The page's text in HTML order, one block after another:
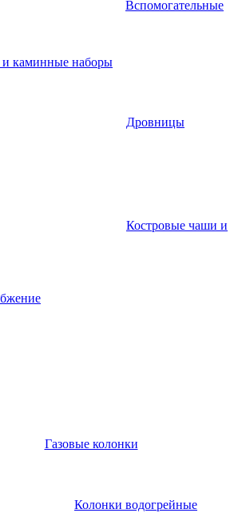
Вспомогательные
каминные наборы
Дровницы
Костровые чаши и
Газовые колонки
Колонки водогрейные